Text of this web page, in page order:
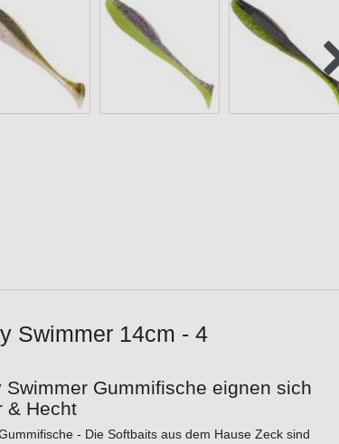
Swimmer 14cm - 4
Gummifische eignen sich
& Hecht
- Die Softbaits aus dem Hause Zeck sind